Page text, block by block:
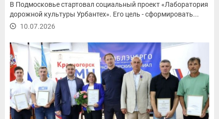
В Подмосковье стартовал социальный проект «Лаборатория
дорожной культуры Урбантех». Его цель - сформировать...
10.07.2026